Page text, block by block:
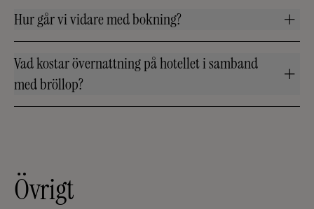
Hur går vi vidare med bokning?
Vad kostar övernattning på hotellet i samband
med bröllop?
Övrigt